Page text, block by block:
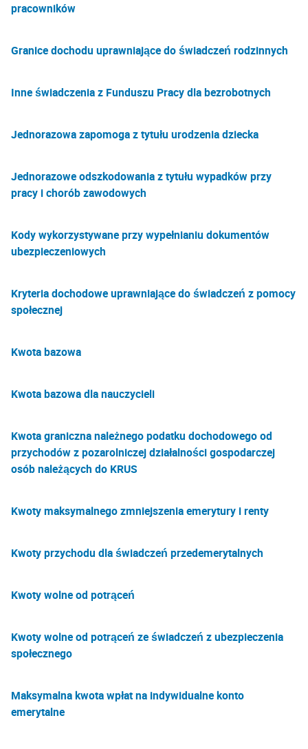
pracowników
Granice dochodu uprawniające do świadczeń rodzinnych
Inne świadczenia z Funduszu Pracy dla bezrobotnych
Jednorazowa zapomoga z tytułu urodzenia dziecka
Jednorazowe odszkodowania z tytułu wypadków przy
pracy i chorób zawodowych
Kody wykorzystywane przy wypełnianiu dokumentów
ubezpieczeniowych
Kryteria dochodowe uprawniające do świadczeń z pomocy
społecznej
Kwota bazowa
Kwota bazowa dla nauczycieli
Kwota graniczna należnego podatku dochodowego od
przychodów z pozarolniczej działalności gospodarczej
osób należących do KRUS
Kwoty maksymalnego zmniejszenia emerytury i renty
Kwoty przychodu dla świadczeń przedemerytalnych
Kwoty wolne od potrąceń
Kwoty wolne od potrąceń ze świadczeń z ubezpieczenia
społecznego
Maksymalna kwota wpłat na indywidualne konto
emerytalne